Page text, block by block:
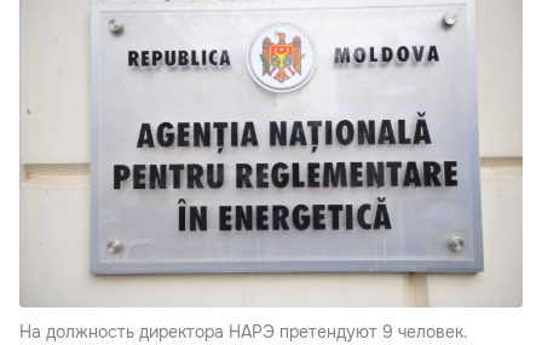
На должность директора НАРЭ претендуют 9 человек.